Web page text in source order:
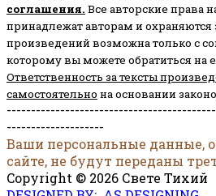
соглашения. Все авторские права
принадлежат авторам и охраняются
произведений возможна только с
которому вы можете обратиться на
Ответственность за тексты
самостоятельно на основании
--------------------
Ваши персональные данные,
сайте, не будут переданы
Copyright © 2026 Свете Тихий